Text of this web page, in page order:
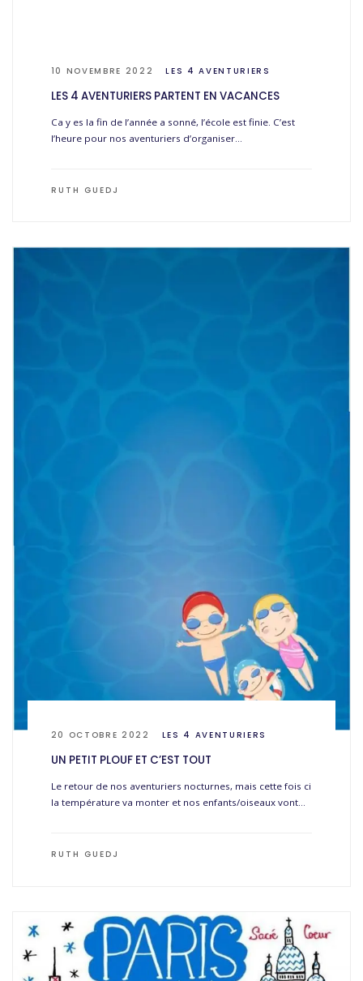
10 NOVEMBRE 2022 LES 4 AVENTURIERS
LES 4 AVENTURIERS PARTENT EN VACANCES
Ca y es la fin de l’année a sonné, l’école est finie. C’est
l’heure pour nos aventuriers d’organiser…
RUTH GUEDJ
20 OCTOBRE 2022 LES 4 AVENTURIERS
UN PETIT PLOUF ET C’EST TOUT
Le retour de nos aventuriers nocturnes, mais cette fois ci
la température va monter et nos enfants/oiseaux vont…
RUTH GUEDJ